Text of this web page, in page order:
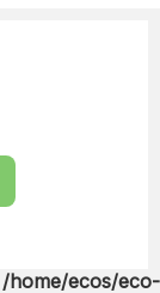
/home/ecos/eco-